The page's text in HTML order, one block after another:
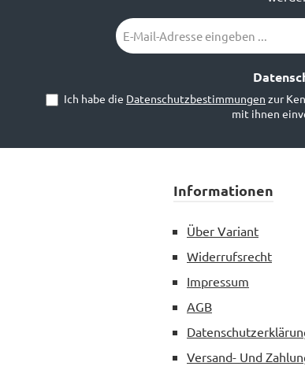
E-
Mail-
Ich habe die Datenschutzbestimmungen zur
mit ihnen
Informationen
Über Variant
Widerrufsrecht
Impressum
AGB
Versand- Und